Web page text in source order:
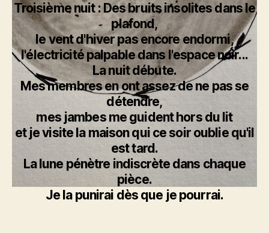
Troisième nuit : Des bruits insolites dans le
plafond,
le vent d'hiver pas encore endormi,
l'électricité palpable dans l'espace noir...
La nuit débute.
Mes membres en ont assez de ne pas se
détendre,
mes jambes me guident hors du lit
et je visite la maison qui ce soir oublie qu'il
est tard.
La lune pénètre indiscrète dans chaque
pièce.
Je la punirai dès que je pourrai.